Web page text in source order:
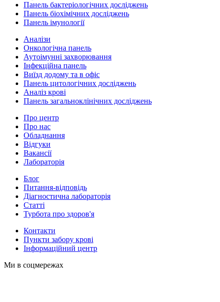
Панель бактеріологічних досліджень
Панель біохімічних досліджень
Панель імунології
Аналізи
Онкологічна панель
Аутоімунні захворювання
Інфекційна панель
Виїзд додому та в офіс
Панель цитологічних досліджень
Аналіз крові
Панель загальноклінічних досліджень
Про центр
Про нас
Обладнання
Відгуки
Вакансії
Лабораторія
Блог
Питання-відповідь
Діагностична лабораторія
Статті
Турбота про здоров'я
Контакти
Пункти забору крові
Інформаційний центр
Ми в соцмережах